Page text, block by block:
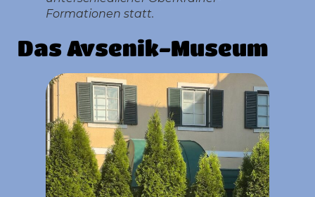
Formationen statt.
Das Avsenik-Museum